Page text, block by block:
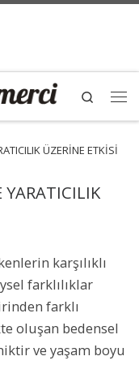
Search
ÜZERİNE ETKİSİ
YARATICILIK
karşılıklı
farklılıklar
farklı
oluşan bedensel
ve yaşam boyu